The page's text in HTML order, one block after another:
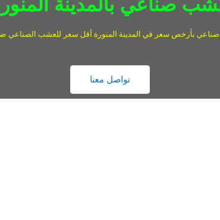
بأرخص سعر في المدينة المنورة أقل سعر للعشب الصناعي ضمان 5
تواصل معنا